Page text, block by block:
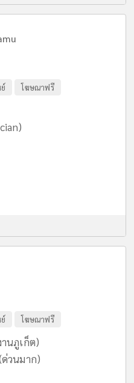
โฆษณาฟรี
โฆษณาฟรี
นภูเก็ต)
วนมาก)